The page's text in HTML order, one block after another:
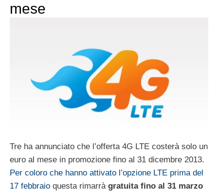
mese
Tre ha annunciato che l’offerta 4G LTE costerà solo un
euro al mese in promozione fino al 31 dicembre 2013.
Per coloro che hanno attivato l’opzione LTE prima del
17 febbraio questa rimarrà gratuita fino al 31 marzo